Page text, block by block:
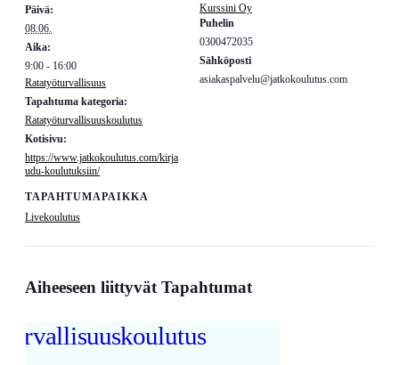
Päivä:
08.06.
Aika:
9:00 - 16:00
Ratatyöturvallisuus
Tapahtuma kategoria:
Ratatyöturvallisuuskoulutus
Kotisivu:
https://www.jatkokoulutus.com/kirja
udu-koulutuksiin/
TAPAHTUMAPAIKKA
Livekoulutus
Kurssini Oy
Puhelin
0300472035
Sähköposti
asiakaspalvelu@jatkokoulutus.com
Aiheeseen liittyvät Tapahtumat